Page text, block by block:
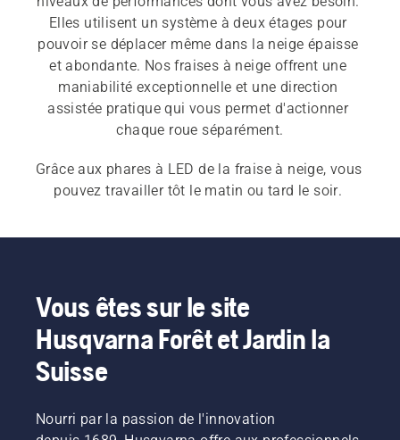
Elles utilisent un système à deux étages pour
pouvoir se déplacer même dans la neige épaisse
et abondante. Nos fraises à neige offrent une
maniabilité exceptionnelle et une direction
assistée pratique qui vous permet d'actionner
Grâce aux phares à LED de la fraise à neige, vous
pouvez travailler tôt le matin ou tard le soir.
neige pour trouver la solution la mieux adaptée à
Vous êtes sur le site
Husqvarna Forêt et Jardin la
Suisse
Nourri par la passion de l'innovation